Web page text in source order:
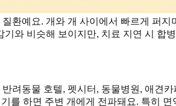
질환예요. 개와 개 사이에서 빠르게 퍼
와 비슷해 보이지만, 치료 지연 시 합
려동물 호텔, 펫시터, 동물병원, 애견
를 하면 주변 개에게 전파돼요. 특히